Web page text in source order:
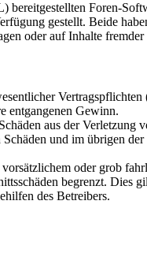
bereitgestellten Foren-
gestellt. Beide
oder auf Inhalte
entgangenen Gewinn.
aus der
und im übrigen
oder grob
begrenzt. Dies
des Betreibers.